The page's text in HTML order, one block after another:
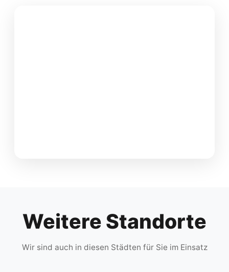
Weitere Standorte
Wir sind auch in diesen Städten für Sie im Einsatz